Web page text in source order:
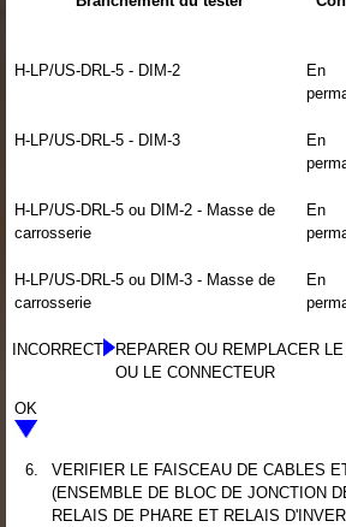
H-LP/US-DRL-5 - DIM-2
En
H-LP/US-DRL-5 - DIM-3
En
H-LP/US-DRL-5 ou DIM-2 - Masse de
carrosserie
En
H-LP/US-DRL-5 ou DIM-3 - Masse de
carrosserie
En
INCORRECT
REPARER OU REMPLACER
OU LE CONNECTEUR
OK
6.
VERIFIER LE FAISCEAU DE CABLES
(ENSEMBLE DE BLOC DE JONCTION
RELAIS DE PHARE ET RELAIS